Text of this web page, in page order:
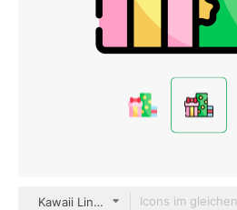
Kawaii Lineal color